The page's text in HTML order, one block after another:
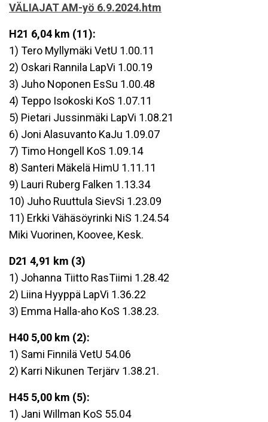
VÄLIAJAT AM-yö 6.9.2024.htm
H21 6,04 km (11):
1) Tero Myllymäki VetU 1.00.11
2) Oskari Rannila LapVi 1.00.19
3) Juho Noponen EsSu 1.00.48
4) Teppo Isokoski KoS 1.07.11
5) Pietari Jussinmäki LapVi 1.08.21
6) Joni Alasuvanto KaJu 1.09.07
7) Timo Hongell KoS 1.09.14
8) Santeri Mäkelä HimU 1.11.11
9) Lauri Ruberg Falken 1.13.34
10) Juho Ruuttula SievSi 1.23.09
11) Erkki Vähäsöyrinki NiS 1.24.54
Miki Vuorinen, Koovee, Kesk.
D21 4,91 km (3)
1) Johanna Tiitto RasTiimi 1.28.42
2) Liina Hyyppä LapVi 1.36.22
3) Emma Halla-aho KoS 1.38.23.
H40 5,00 km (2):
1) Sami Finnilä VetU 54.06
2) Karri Nikunen Terjärv 1.38.21.
H45 5,00 km (5):
1) Jani Willman KoS 55.04